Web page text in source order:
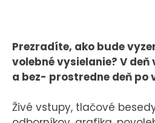
Prezradíte, ako bude
volebné vysielanie? V
a bez- prostredne deň po
Živé vstupy, tlačové